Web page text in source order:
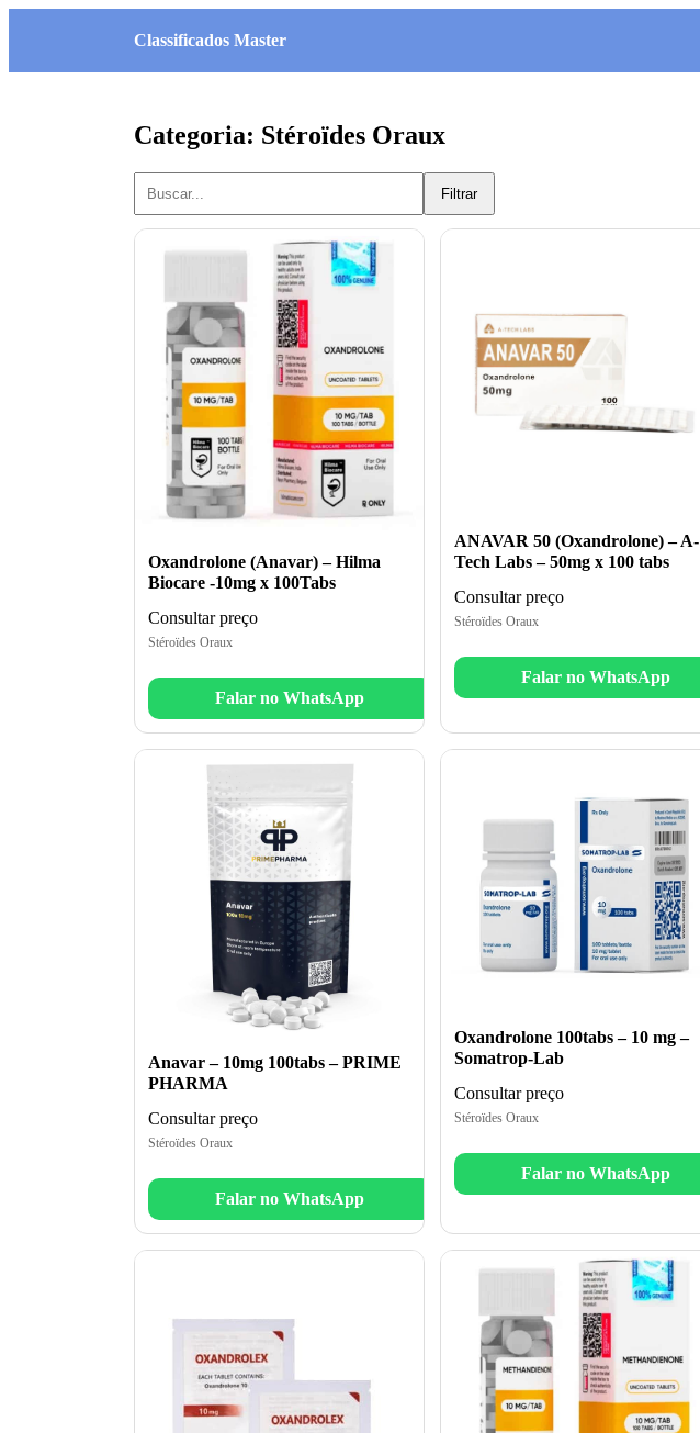
Classificados Master
Categoria: Stéroïdes Oraux
Filtrar
Oxandrolone (Anavar) – Hilma
Biocare -10mg x 100Tabs
Consultar preço
Stéroïdes Oraux
Falar no WhatsApp
ANAVAR 50 (Oxandrolone) – A-
Tech Labs – 50mg x 100 tabs
Consultar preço
Stéroïdes Oraux
Falar no WhatsApp
Anavar – 10mg 100tabs – PRIME
PHARMA
Consultar preço
Stéroïdes Oraux
Falar no WhatsApp
Oxandrolone 100tabs – 10 mg –
Somatrop-Lab
Consultar preço
Stéroïdes Oraux
Falar no WhatsApp